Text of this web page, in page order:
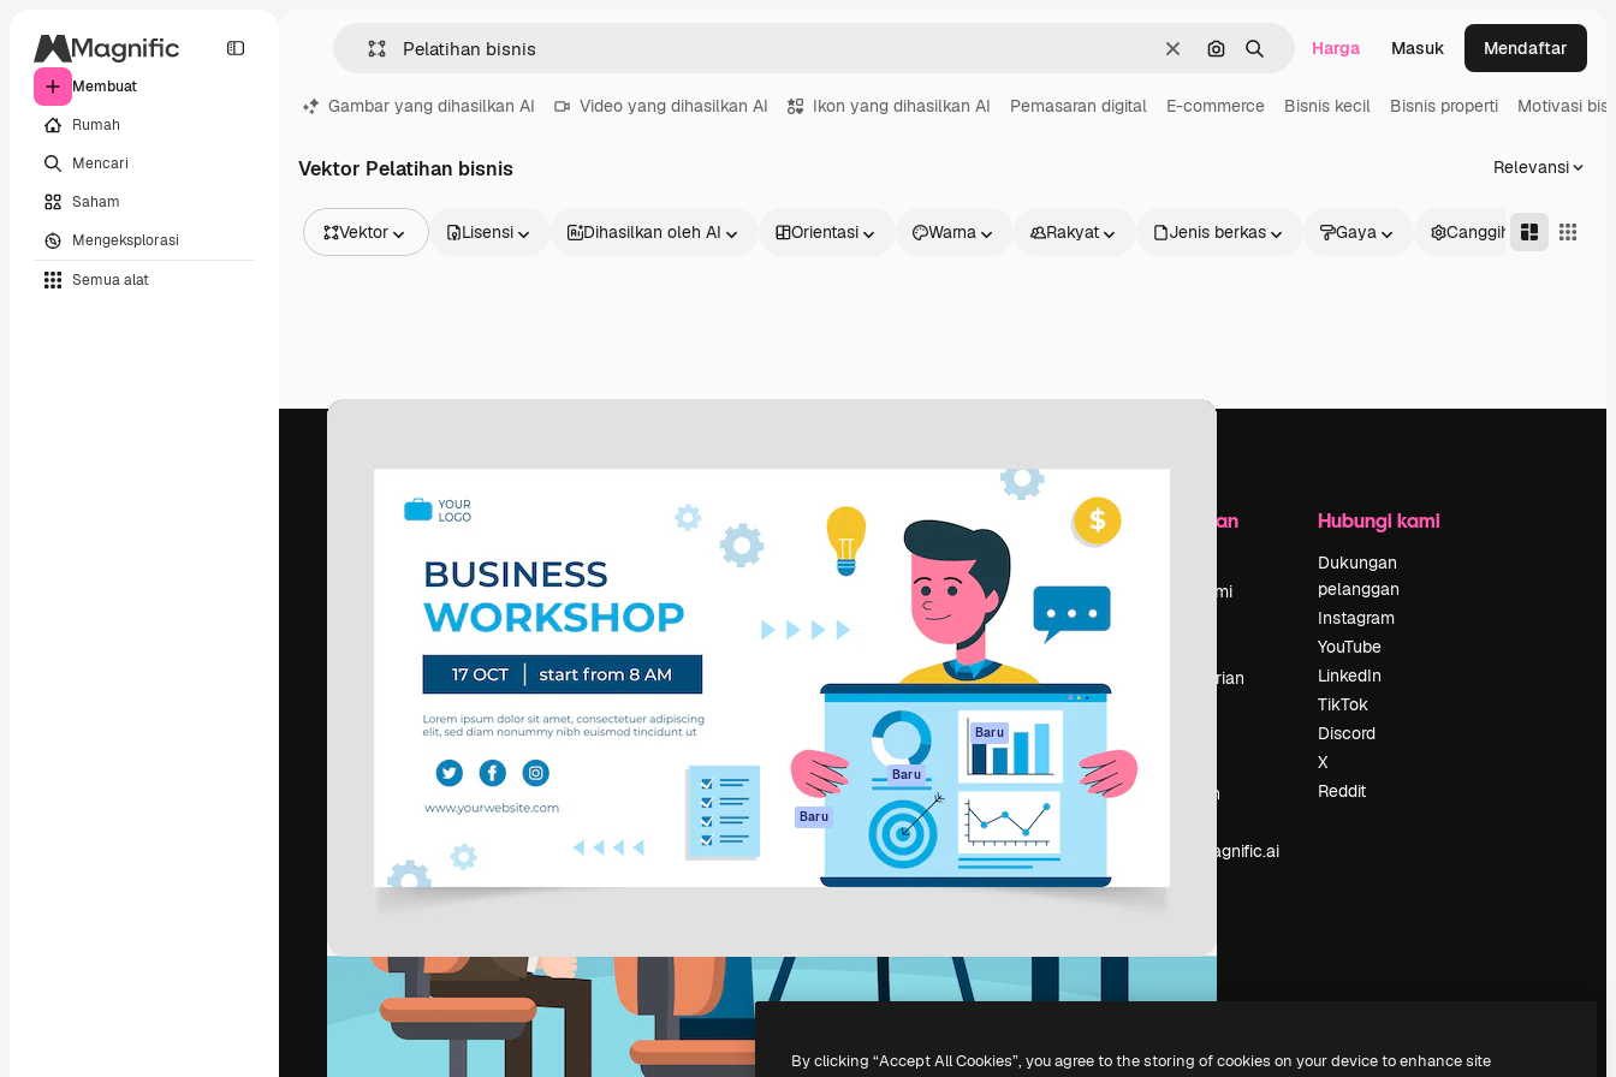
Membuat
Rumah
Mencari
Saham
Mengeksplorasi
Semua alat
JernihPencarian berdasarkan gambar
MencariHarga Masuk Mendaftar
Gambar yang dihasilkan AI Video yang dihasilkan AI Ikon yang dihasilkan AI Pemasaran digital E-commerce Bisnis kecil Bisnis properti Motivasi
Vektor Pelatihan bisnis Relevansi
Vektor
Video
Templat video
Lisensi Dihasilkan oleh AI Orientasi Warna Rakyat Jenis berkas Gaya Canggih
Platform kreatif untuk mengarahkan karya
terbaik Anda. Lebih dari 1 juta pelanggan
dari kalangan kreatif, perusahaan, agensi,
dan studio.
Bahasa Indonesia
Spaces
Generator gambar
AI
Generator suara AI
MCP untuk
Claude/ChatGPT
Baru
Baru
Aplikasi seluler
Mulai
Academy
Dokumentasi
Dukungan
Ketentuan
Penggunaan
Kebijakan privasi
Baru
Pusat kepercayaan
Afiliasi
Enterprise
Perusahaan
Tentang kami
Tren pencarian
Slidesgo
Jual konten
Mencari magnific.ai
Hubungi kami
Dukungan
pelanggan
Instagram
YouTube
LinkedIn
TikTok
Discord
X
Reddit
Copyright © 2010-2026 Freepik Company S.L.U. Hak cipta dilindungi undang-undang.
By clicking “Accept All Cookies”, you agree to the storing of cookies on your device to enhance site